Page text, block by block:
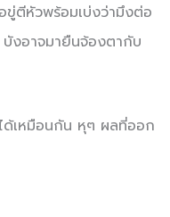
ขู่ตีหัวพร้อมเบ่งว่ามึงต่อ
งอาจมายืนจ้องตากับ
ด้เหมือนกัน หุๆ ผลที่ออก